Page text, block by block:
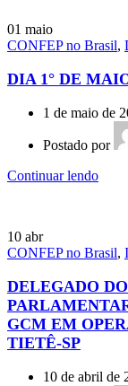
01 maio
CONFEP no Brasil,
DIA 1° DE
1 de maio de
Postado por
Continuar lendo
10 abr
CONFEP no Brasil,
DELEGADO
GCM EM
TIETÊ-SP
10 de abril de